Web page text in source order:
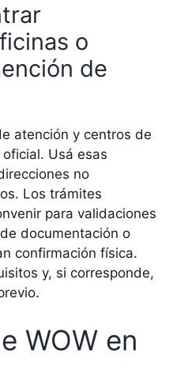
o
de
atención y centros de
Usá esas
no
Los trámites
para validaciones
documentación o
confirmación física.
y, si corresponde,
WOW en